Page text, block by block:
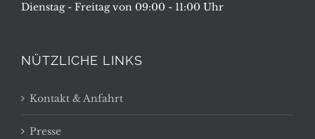
Dienstag - Freitag von 09:00 - 11:00 Uhr
NÜTZLICHE LINKS
Kontakt & Anfahrt
Presse